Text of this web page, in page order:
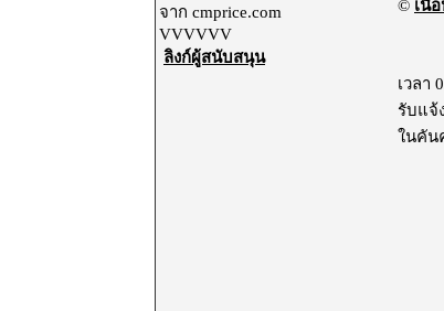
จาก cmprice.com
VVVVVV
ลิงก์ผู้สนับสนุน
© เนื้
เวลา
รับแจ้
ในคัน